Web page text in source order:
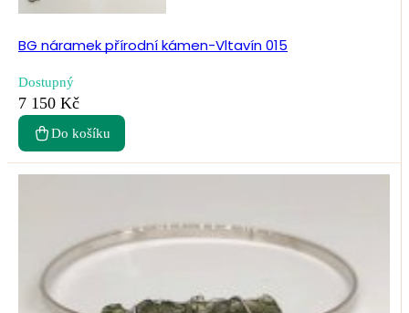
BG náramek přírodní kámen-Vltavín 015
Dostupný
7 150 Kč
Do košíku